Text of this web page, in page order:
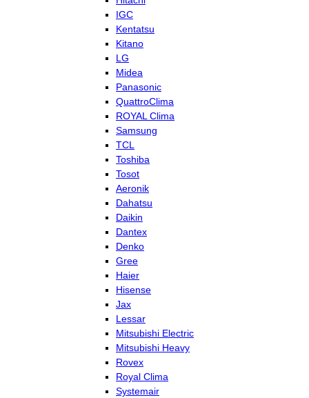
IGC
Kentatsu
Kitano
LG
Midea
Panasonic
QuattroClima
ROYAL Clima
Samsung
TCL
Toshiba
Tosot
Aeronik
Dahatsu
Daikin
Dantex
Denko
Gree
Haier
Hisense
Jax
Lessar
Mitsubishi Electric
Mitsubishi Heavy
Rovex
Royal Clima
Systemair